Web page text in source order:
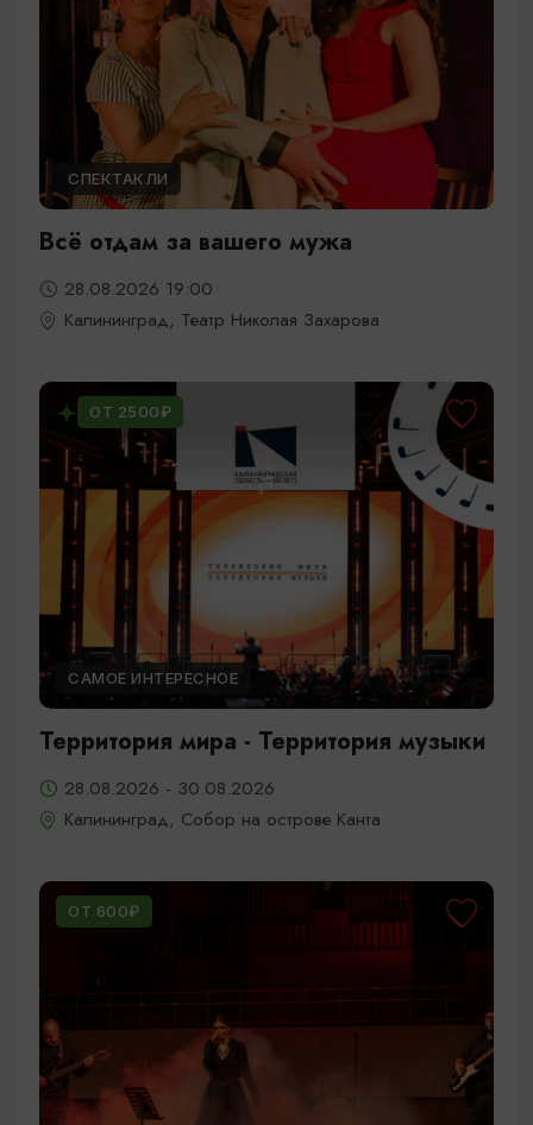
СПЕКТАКЛИ
Всё отдам за вашего мужа
28.08.2026 19:00
Калининград, Театр Николая Захарова
ОТ 2500₽
САМОЕ ИНТЕРЕСНОЕ
Территория мира - Территория музыки
28.08.2026 - 30.08.2026
Калининград, Собор на острове Канта
ОТ 600₽